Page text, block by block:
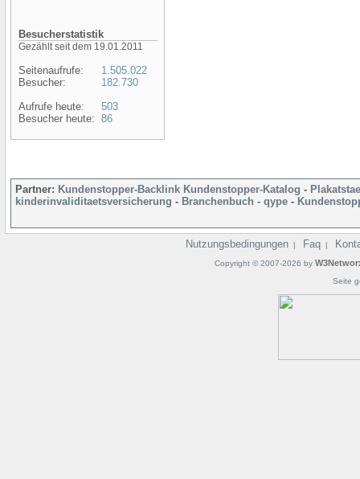
Besucherstatistik
Gezählt seit dem 19.01.2011
Seitenaufrufe:
Besucher:
Aufrufe heute:
Besucher heute:
1.505.022
182.730
503
86
Partner: Kundenstopper-Backlink Kundenstopper-Katalog -
kinderinvaliditaetsversicherung - Branchenbuch - qype -
Nutzungsbedingungen | Faq |
Copyright © 2007-2026 by
Seite